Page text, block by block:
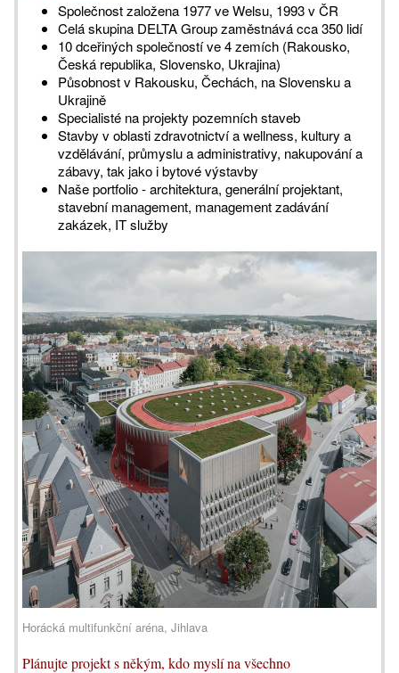
Společnost založena 1977 ve Welsu, 1993 v ČR
Celá skupina DELTA Group zaměstnává cca 350 lidí
10 dceřiných společností ve 4 zemích (Rakousko,
Česká republika, Slovensko, Ukrajina)
Působnost v Rakousku, Čechách, na Slovensku a
Ukrajině
Specialisté na projekty pozemních staveb
Stavby v oblasti zdravotnictví a wellness, kultury a
vzdělávání, průmyslu a administrativy, nakupování a
zábavy, tak jako i bytové výstavby
Naše portfolio - architektura, generální projektant,
stavební management, management zadávání
zakázek, IT služby
Horácká multifunkční aréna, Jihlava
Plánujte projekt s někým, kdo myslí na všechno